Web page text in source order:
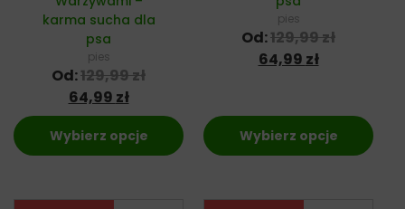
karma sucha dla
psa
pies
Od:129,99zł
64,99 zł
Wybierz opcje
pies
Od:129,99zł
64,99 zł
Wybierz opcje